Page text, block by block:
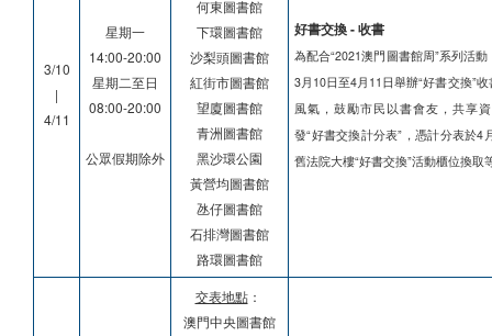
3/10
|
4/11
星期一
14:00-20:00
星期二至日
08:00-20:00
公眾假期除外
何東圖書館
下環圖書館
沙梨頭圖書館
紅街市圖書館
望廈圖書館
青洲圖書館
黑沙環公園
黃營均圖書館
氹仔圖書館
石排灣圖書館
路環圖書館
好書交換 - 收書
為配合“2021澳門圖書館周”系列活
3月10日至4月11日舉辦“好書交換”
風氣，鼓勵市民以書會友，共享
發“好書交換計分表”，憑計分表於4
舊法院大樓“好書交換”活動櫃位換取
交表地點：
澳門中央圖書館